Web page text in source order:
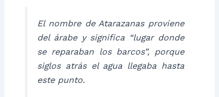
El nombre de Atarazanas proviene
del árabe y significa “lugar donde
se reparaban los barcos”, porque
siglos atrás el agua llegaba hasta
este punto.